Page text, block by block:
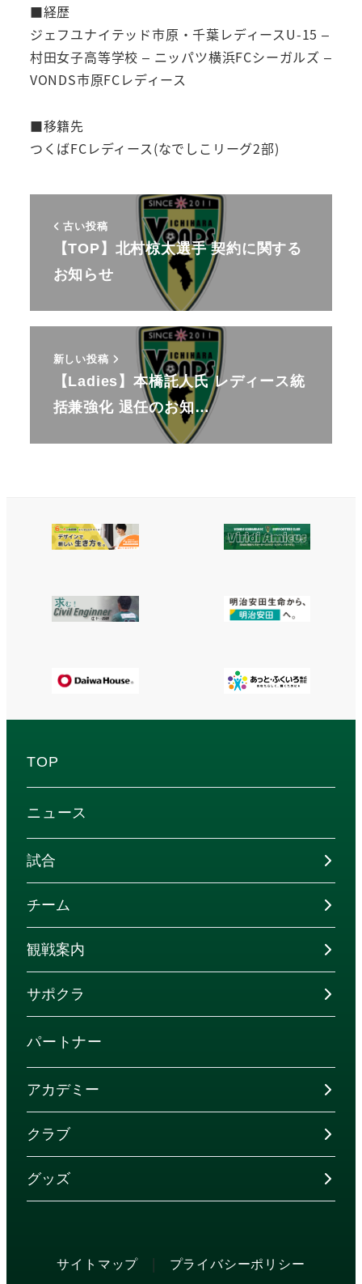
■経歴
ジェフユナイテッド市原・千葉レディースU-15 –
村田女子高等学校 – ニッパツ横浜FCシーガルズ –
VONDS市原FCレディース
■移籍先
つくばFCレディース(なでしこリーグ2部)
古い投稿
【TOP】北村椋太選手 契約に関する
お知らせ
新しい投稿
【Ladies】本橋託人氏 レディース統
括兼強化 退任のお知…
TOP
ニュース
試合
チーム
観戦案内
サポクラ
パートナー
アカデミー
クラブ
グッズ
サイトマップ | プライバシーポリシー